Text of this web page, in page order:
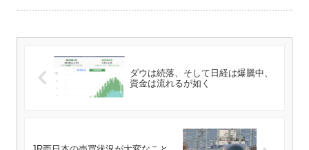
ダウは続落、そして日経は爆騰中、
資金は流れるが如く